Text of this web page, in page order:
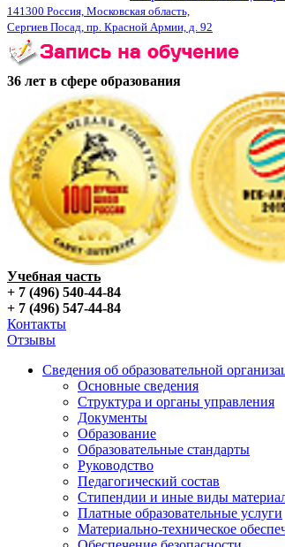
141300 Россия, Московская область,
Сергиев Посад, пр. Красной Армии, д. 92
36 лет в сфере образования
Учебная часть
+ 7 (496) 540-44-84
+ 7 (496) 547-44-84
Контакты
Отзывы
Сведения об образовательной
Основные сведения
Структура и органы управления
Документы
Образование
Образовательные стандарты
Руководство
Педагогический состав
Стипендии и иные виды
Платные образовательные услуги
Материально-техническое